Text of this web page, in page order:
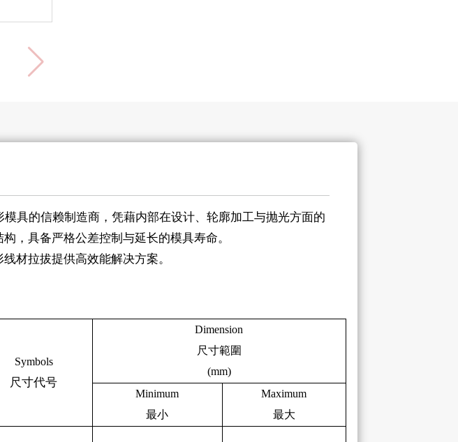
具的信赖制造商，凭藉内部在设计、轮廓加工与抛光方面的
，具备严格公差控制与延长的模具寿命。
材拉拔提供高效能解决方案。
Symbols
尺寸代号
Dimension
尺寸範圍
(mm)
Minimum
最小
Maximum
最大